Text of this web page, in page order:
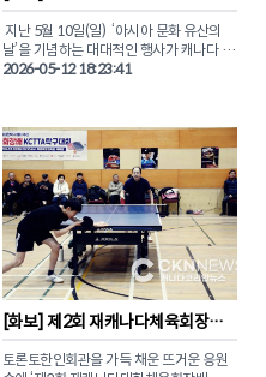
산 및 어머니날 기념행사 개최
지난 5월 10일(일)  ‘아시아 문화 유산의
날’을 기념하는 대대적인 행사가 캐나다 여
자 프로축구 노던 슈퍼리그(NSL) 소속 AFC
이날 경기에서 AFC 토론토는 몬트리올 로
지스에 0-1로 패하며 시즌 첫 패배를 기록
했으나 하프타임 및 경기 전후에 다양한 아
시아 민족 행사가 열러 마더스데이를 맞아
경기장을 찾은 관중들에게 특별한 감동을
선사했다.
CKN뉴스(캐나다코리안뉴스)는 이날 진행
된 캐나다 판소리센터 이상아 음악감독의
'오 캐나다' 열창과 AFC공동창립자 브랜다
하의 토큰 토스, 한국계 AFC 토론토 에이스
사만다 창을 모습을 사진에 담았다 .
2026-05-12 18:23:41
[화보] 제2회 재캐나다체육회장배
탁구대회 '종목별 수상자'
토론토한인회관을 가득 채운 뜨거운 응원